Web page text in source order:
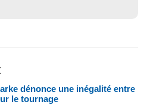
dénonce une inégalité entre
le tournage